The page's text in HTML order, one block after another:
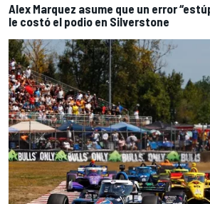
Alex Marquez asume que un error
le costó el podio en Silverstone